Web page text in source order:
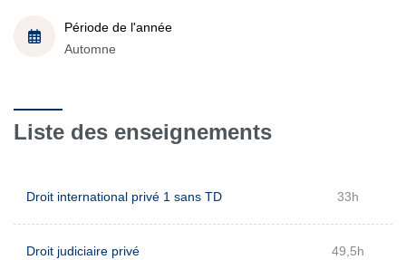
Période de l'année
Automne
Liste des enseignements
Droit international privé 1 sans TD 33h
Droit judiciaire privé 49,5h